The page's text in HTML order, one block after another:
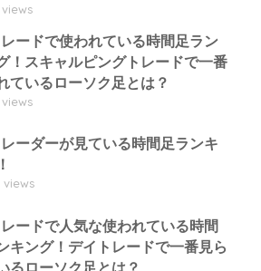
views
ードで使われている時間足ラン
！スキャルピングトレードで一番
ているローソク足とは？
views
ーダーが見ている時間足ランキ
views
ードで人気な使われている時間
キング！デイトレードで一番見ら